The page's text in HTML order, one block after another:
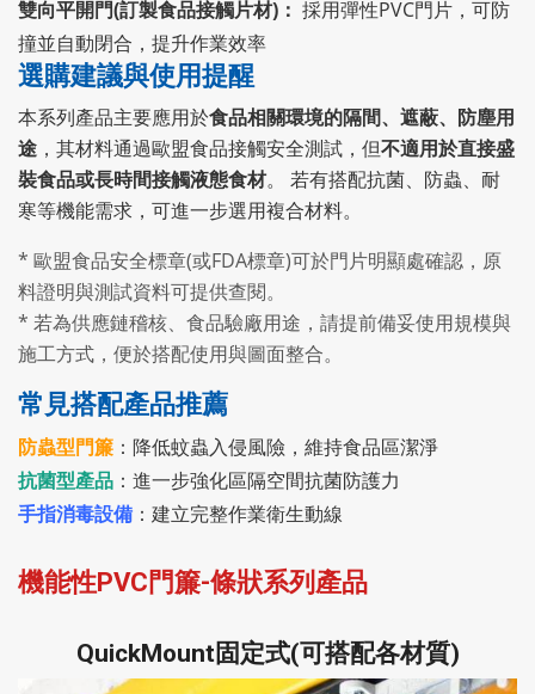
雙向平開門(訂製食品接觸片材)： 採用彈性PVC門片，可防
撞並自動閉合，提升作業效率
選購建議與使用提醒
本系列產品主要應用於食品相關環境的隔間、遮蔽、防塵用
途 ，其材料通過歐盟食品接觸安全測試，但不適用於直接盛
裝食品或長時間接觸液態食材。 若有搭配抗菌、防蟲、耐
寒等機能需求，可進一步選用複合材料。
* 歐盟食品安全標章(或FDA標章)可於門片明顯處確認，原
料證明與測試資料可提供查閱。
* 若為供應鏈稽核、食品驗廠用途，請提前備妥使用規模與
施工方式，便於搭配使用與圖面整合。
常見搭配產品推薦
防蟲型門簾 ：降低蚊蟲入侵風險，維持食品區潔淨
抗菌型產品 ：進一步強化區隔空間抗菌防護力
手指消毒設備 ：建立完整作業衛生動線
機能性PVC門簾-條狀系列產品
QuickMount固定式(可搭配各材質)